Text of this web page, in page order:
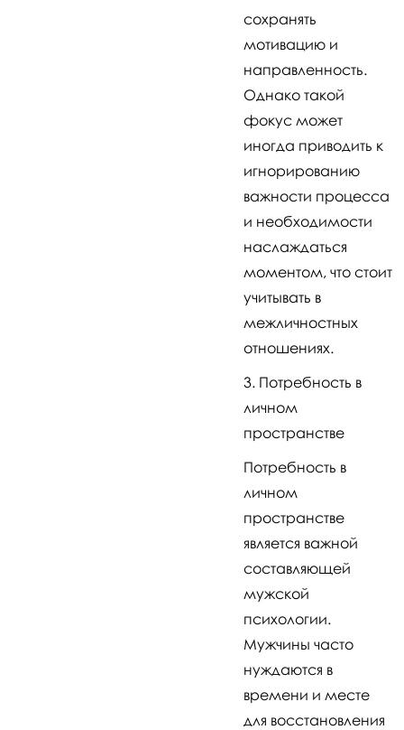
сохранять
мотивацию и
направленность.
Однако такой
фокус может
иногда приводить к
игнорированию
важности процесса
и необходимости
наслаждаться
моментом, что стоит
учитывать в
межличностных
отношениях.
Потребность в
личном
пространстве
Потребность в
личном
пространстве
является важной
составляющей
мужской
психологии.
Мужчины часто
нуждаются в
времени и месте
для восстановления